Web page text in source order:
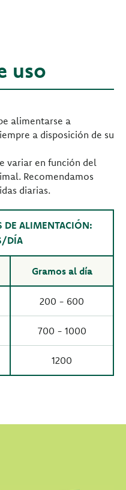
uso
alimentarse a
a disposición de su
variar en función del
Recomendamos
diarias.
DE ALIMENTACIÓN:
DÍA
Gramos al día
200 - 600
700 - 1000
1200